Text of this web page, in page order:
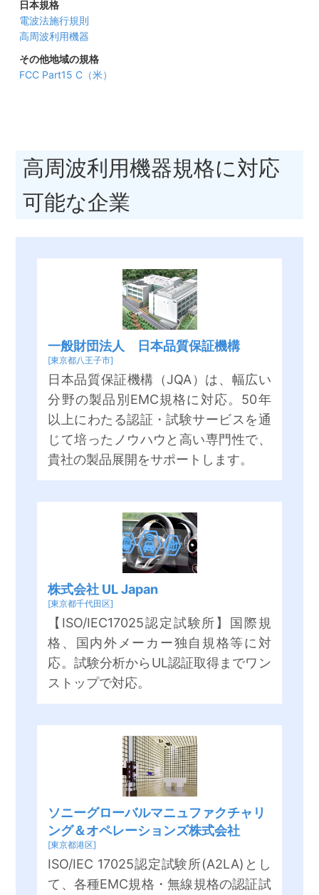
電波法施行規則
高周波利用機器
FCC Part15 C（米）
高周波利用機器規格に対応
可能な企業
一般財団法人 日本品質保証機構
[東京都八王子市]
日本品質保証機構（JQA）は、幅広い
分野の製品別EMC規格に対応。50年
以上にわたる認証・試験サービスを通
じて培ったノウハウと高い専門性で、
貴社の製品展開をサポートします。
株式会社 UL Japan
[東京都千代田区]
【ISO/IEC17025認定試験所】国際規
格、国内外メーカー独自規格等に対
応。試験分析からUL認証取得までワン
ストップで対応。
ソニーグローバルマニュファクチャリ
ング＆オペレーションズ株式会社
[東京都港区]
ISO/IEC 17025認定試験所(A2LA)とし
て、各種EMC規格・無線規格の認証試